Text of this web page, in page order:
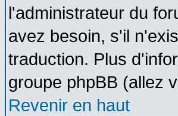
l'administrateur du
avez besoin, s'il
traduction. Plus
groupe phpBB (allez
Revenir en haut